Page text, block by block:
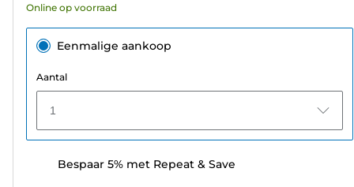
Online op voorraad
Eenmalige aankoop
Aantal
1
Bespaar 5% met Repeat & Save